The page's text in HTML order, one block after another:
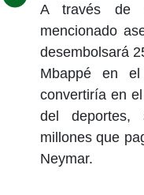
A través de
mencionado
desembolsará
Mbappé en
convertiría en
del
millones que
Neymar.